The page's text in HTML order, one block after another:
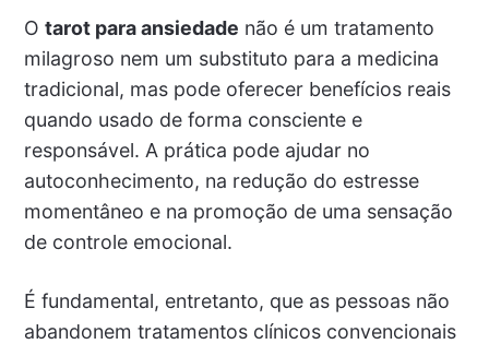
O tarot para ansiedade não é um tratamento
milagroso nem um substituto para a medicina
tradicional, mas pode oferecer benefícios reais
quando usado de forma consciente e
responsável. A prática pode ajudar no
autoconhecimento, na redução do estresse
momentâneo e na promoção de uma sensação
de controle emocional.
É fundamental, entretanto, que as pessoas não
abandonem tratamentos clínicos convencionais